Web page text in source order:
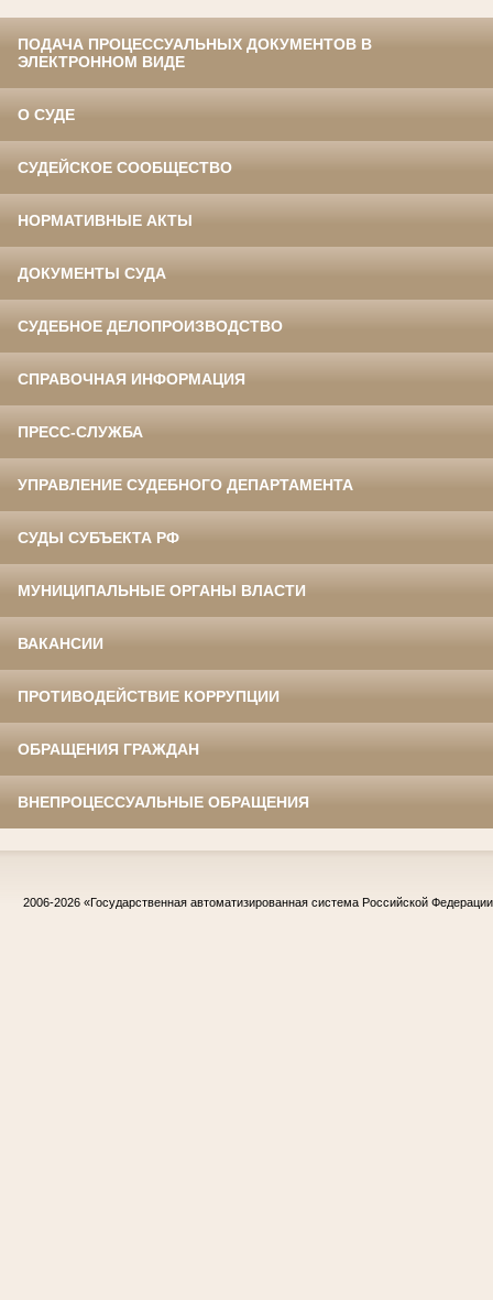
ПОДАЧА ПРОЦЕССУАЛЬНЫХ ДОКУМЕНТОВ В
ЭЛЕКТРОННОМ ВИДЕ
О СУДЕ
СУДЕЙСКОЕ СООБЩЕСТВО
НОРМАТИВНЫЕ АКТЫ
ДОКУМЕНТЫ СУДА
СУДЕБНОЕ ДЕЛОПРОИЗВОДСТВО
СПРАВОЧНАЯ ИНФОРМАЦИЯ
ПРЕСС-СЛУЖБА
УПРАВЛЕНИЕ СУДЕБНОГО ДЕПАРТАМЕНТА
СУДЫ СУБЪЕКТА РФ
МУНИЦИПАЛЬНЫЕ ОРГАНЫ ВЛАСТИ
ВАКАНСИИ
ПРОТИВОДЕЙСТВИЕ КОРРУПЦИИ
ОБРАЩЕНИЯ ГРАЖДАН
ВНЕПРОЦЕССУАЛЬНЫЕ ОБРАЩЕНИЯ
2006-2026 «Государственная автоматизированная система Российской